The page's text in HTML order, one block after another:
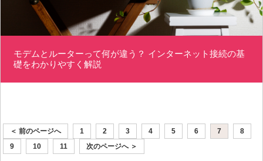
モデムとルーターって何が違う？ インターネット接続の基
礎をわかりやすく解説
＜ 前のページへ 1 2 3 4 5 6 7
8
9
10 11 次のページへ ＞